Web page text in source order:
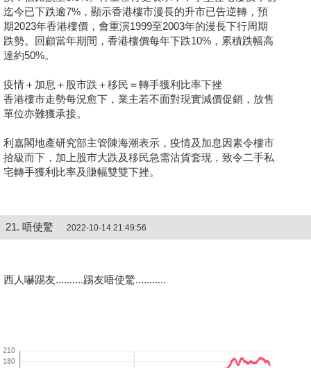
迄今已下跌逾7%，顯示香港樓市漫長的升市已告逆轉，預
期2023年香港樓價，會重演1999至2003年的漫長下行周期
跌勢。回顧當年期間，香港樓價每年下跌10%，累積跌幅高
達約50%。
疫情＋加息＋股市跌＋移民＝轉手獲利比率下挫
香港樓市走勢每況愈下，業主若不面對現實減價促銷，放售
單位亦難獲承接。
利嘉閣地產研究部主管陳海潮表示，疫情及加息因素令樓市
拾級而下，加上股市大跌及移民急需沽貨套現，致令二手私
宅轉手獲利比率及賺幅雙雙下挫。
21. 唔使驚 2022-10-14 21:49:56
西人嚇踢友..........踢友唔使驚...........